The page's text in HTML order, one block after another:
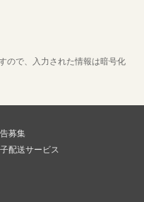
ので、入力された情報は暗号化
募集
配送サービス